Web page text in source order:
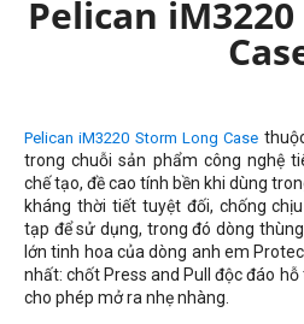
Pelican
Pelican iM3220 Storm Long Case
trong chuỗi sản phẩm công nghệ
chế tạo, đề cao tính bền khi dùng
kháng thời tiết tuyệt đối, chống
tạp để sử dụng, trong đó dòng
lớn tinh hoa của dòng anh em
nhất: chốt Press and Pull độc đáo
cho phép mở ra nhẹ nhàng.